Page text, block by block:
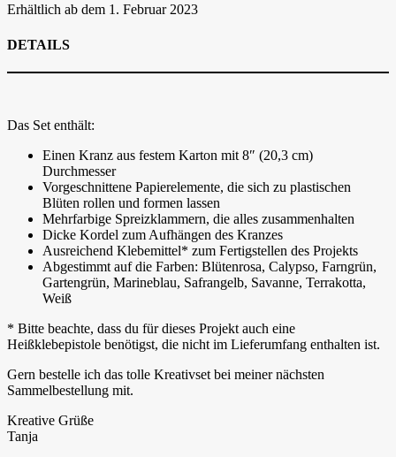
Erhältlich ab dem 1. Februar 2023
DETAILS
Das Set enthält:
Einen Kranz aus festem Karton mit 8″ (20,3 cm)
Durchmesser
Vorgeschnittene Papierelemente, die sich zu plastischen
Blüten rollen und formen lassen
Mehrfarbige Spreizklammern, die alles zusammenhalten
Dicke Kordel zum Aufhängen des Kranzes
Ausreichend Klebemittel* zum Fertigstellen des Projekts
Abgestimmt auf die Farben: Blütenrosa, Calypso, Farngrün,
Gartengrün, Marineblau, Safrangelb, Savanne, Terrakotta,
Weiß
* Bitte beachte, dass du für dieses Projekt auch eine
Heißklebepistole benötigst, die nicht im Lieferumfang enthalten ist.
Gern bestelle ich das tolle Kreativset bei meiner nächsten
Sammelbestellung mit.
Kreative Grüße
Tanja